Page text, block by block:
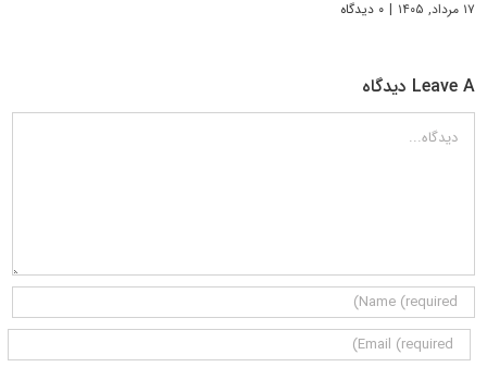
۱۷ مرداد, ۱۴۰۵ | ۰ دیدگاه
Leave A دیدگاه
دیدگاه